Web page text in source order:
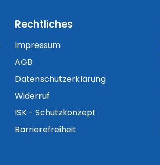
Rechtliches
Impressum
AGB
Datenschutzerklärung
Widerruf
ISK - Schutzkonzept
Barrierefreiheit